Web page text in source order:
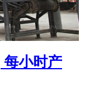
每小时产